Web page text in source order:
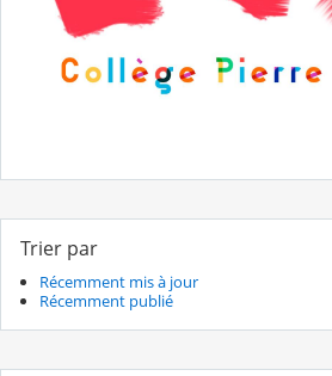
Trier par
Récemment mis à jour
Récemment publié